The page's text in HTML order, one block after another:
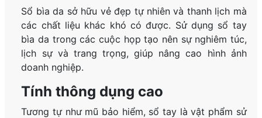
Sổ bìa da sở hữu vẻ đẹp tự nhiên và thanh lịch mà
các chất liệu khác khó có được. Sử dụng sổ tay
bìa da trong các cuộc họp tạo nên sự nghiêm túc,
lịch sự và trang trọng, giúp nâng cao hình ảnh
doanh nghiệp.
Tính thông dụng cao
Tương tự như mũ bảo hiểm, sổ tay là vật phẩm sử